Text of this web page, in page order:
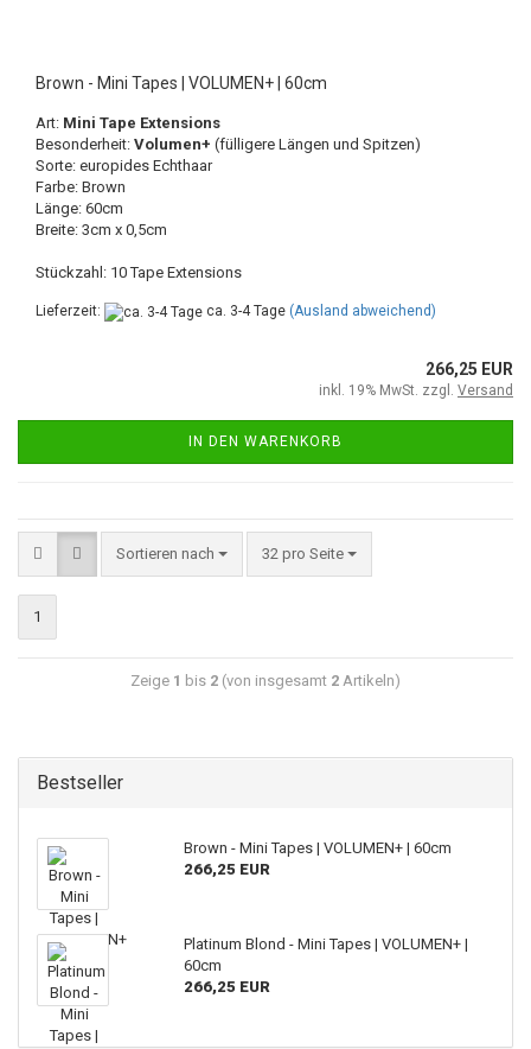
Brown - Mini Tapes | VOLUMEN+ | 60cm
Art: Mini Tape Extensions
Besonderheit: Volumen+ (fülligere Längen und Spitzen)
Sorte: europides Echthaar
Farbe: Brown
Länge: 60cm
Breite: 3cm x 0,5cm
Stückzahl: 10 Tape Extensions
Lieferzeit: ca. 3-4 Tage (Ausland abweichend)
266,25 EUR
inkl. 19% MwSt. zzgl. Versand
IN DEN WARENKORB
Sortieren nach 32 pro Seite
1
Zeige 1 bis 2 (von insgesamt 2 Artikeln)
Bestseller
Brown - Mini Tapes | VOLUMEN+ | 60cm
266,25 EUR
Platinum Blond - Mini Tapes | VOLUMEN+ |
60cm
266,25 EUR